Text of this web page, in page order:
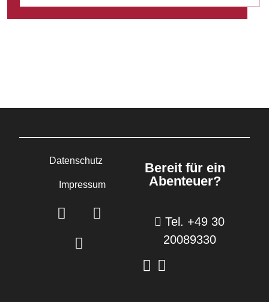
Datenschutz
Impressum
Bereit für ein
Abenteuer?
Tel. +49 30
20089330